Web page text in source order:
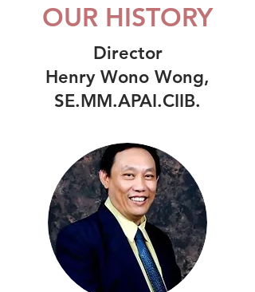
OUR HISTORY
Director
Henry Wono Wong,
SE.MM.APAI.CIIB.